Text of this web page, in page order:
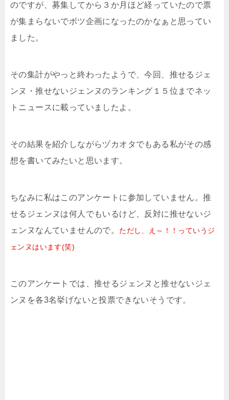
のですが、募集してから３か月ほど経っていたので票
が集まらないでボツ企画になったのかなぁと思ってい
ました。
その集計がやっと終わったようで、今回、推せるジェ
ンヌ・推せないジェンヌのランキング１５位までネッ
トニュースに載っていましたよ。
その結果を紹介しながらヅカオタでもある私がその感
想を書いてみたいと思います。
ちなみに私はこのアンケートに参加していません。推
せるジェンヌは何人でもいるけど、反対に推せないジ
ェンヌなんていませんので。 ただし、え～！！っていうジ
ェンヌはいます(笑)
このアンケートでは、推せるジェンヌと推せないジェ
ンヌを各3名挙げないと投票できないそうです。